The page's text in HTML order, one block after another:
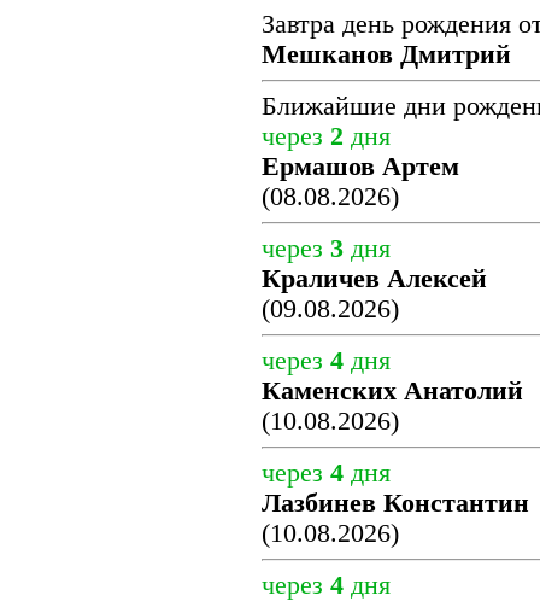
Завтра день рождения
Мешканов Дмитрий
Ближайшие дни
через 2 дня
Ермашов Артем
(08.08.2026)
через 3 дня
Краличев Алексей
(09.08.2026)
через 4 дня
Каменских Анатолий
(10.08.2026)
через 4 дня
Лазбинев Константин
(10.08.2026)
через 4 дня